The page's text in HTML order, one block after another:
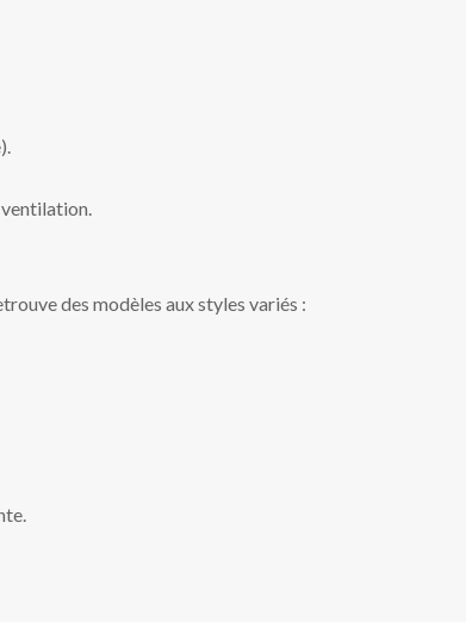
ventilation.
des modèles aux styles variés :